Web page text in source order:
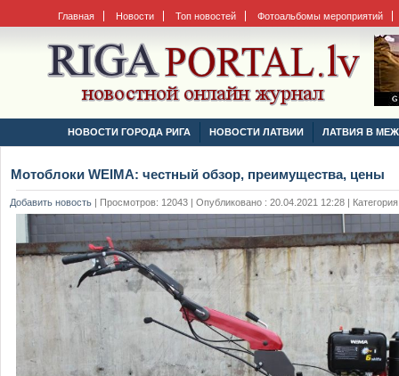
Главная Новости Топ новостей Фотоальбомы мероприятий
НОВОСТИ ГОРОДА РИГА НОВОСТИ ЛАТВИИ ЛАТВИЯ В
Мотоблоки WEIMA: честный обзор, преимущества, цены
Добавить новость | Просмотров: 12043 | Опубликовано : 20.04.2021 12:28 |